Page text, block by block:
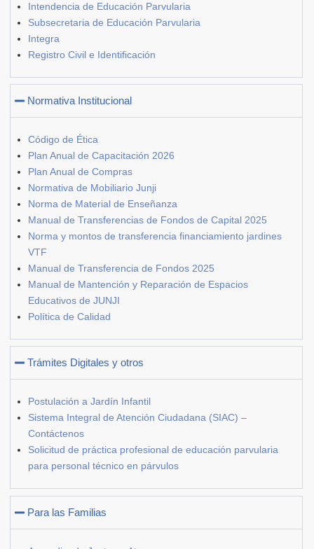
Intendencia de Educación Parvularia
Subsecretaria de Educación Parvularia
Integra
Registro Civil e Identificación
Normativa Institucional
Código de Ética
Plan Anual de Capacitación 2026
Plan Anual de Compras
Normativa de Mobiliario Junji
Norma de Material de Enseñanza
Manual de Transferencias de Fondos de Capital 2025
Norma y montos de transferencia financiamiento jardines
VTF
Manual de Transferencia de Fondos 2025
Manual de Mantención y Reparación de Espacios
Educativos de JUNJI
Política de Calidad
Trámites Digitales y otros
Postulación a Jardín Infantil
Sistema Integral de Atención Ciudadana (SIAC) –
Contáctenos
Solicitud de práctica profesional de educación parvularia
para personal técnico en párvulos
Para las Familias